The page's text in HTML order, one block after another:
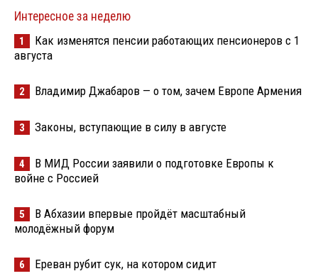
Интересное за неделю
1
Как изменятся пенсии работающих пенсионеров с 1
августа
2 Владимир Джабаров — о том, зачем Европе Армения
3 Законы, вступающие в силу в августе
4
В МИД России заявили о подготовке Европы к
войне с Россией
5
В Абхазии впервые пройдёт масштабный
молодёжный форум
6 Ереван рубит сук, на котором сидит